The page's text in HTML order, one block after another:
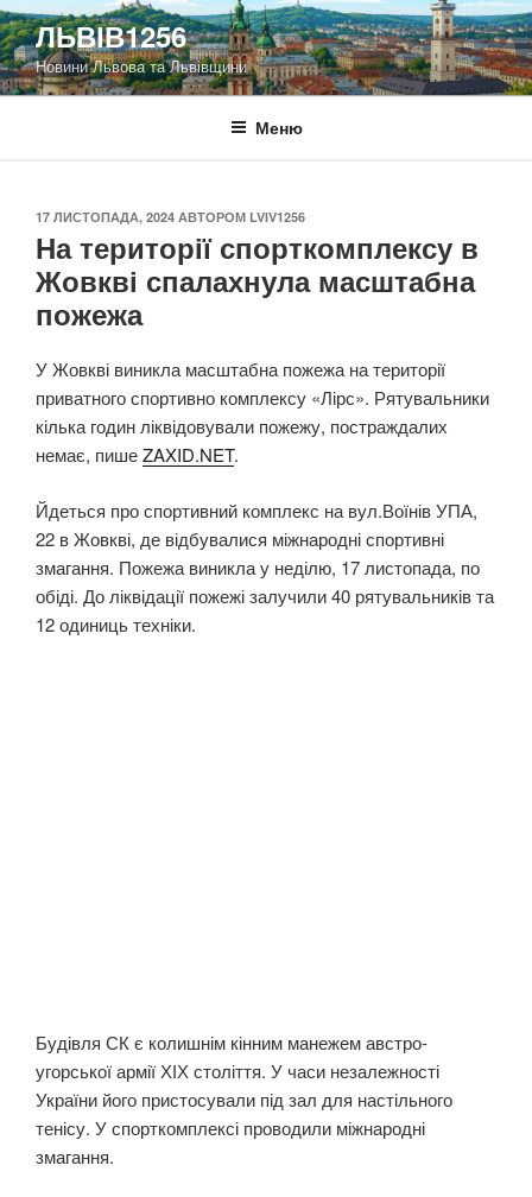
Перейти
до
вмісту
ЛЬВІВ1256
Новини Львова та Львівщини
Меню
ОПУБЛІКОВАНО
17 ЛИСТОПАДА, 2024 АВТОРОМ LVIV1256
На території спорткомплексу в
Жовкві спалахнула масштабна
пожежа
У Жовкві виникла масштабна пожежа на території
приватного спортивно комплексу «Лірс». Рятувальники
кілька годин ліквідовували пожежу, постраждалих
немає, пишеZAXID.NET.
Йдеться про спортивний комплекс на вул.Воїнів УПА,
22 в Жовкві, де відбувалися міжнародні спортивні
змагання. Пожежа виникла у неділю, 17 листопада, по
обіді. До ліквідації пожежі залучили 40 рятувальників та
12 одиниць техніки.
Будівля СК є колишнім кінним манежем австро-
угорської армії ХІХ століття. У часи незалежності
України його пристосували під зал для настільного
тенісу. У спорткомплексі проводили міжнародні
змагання.